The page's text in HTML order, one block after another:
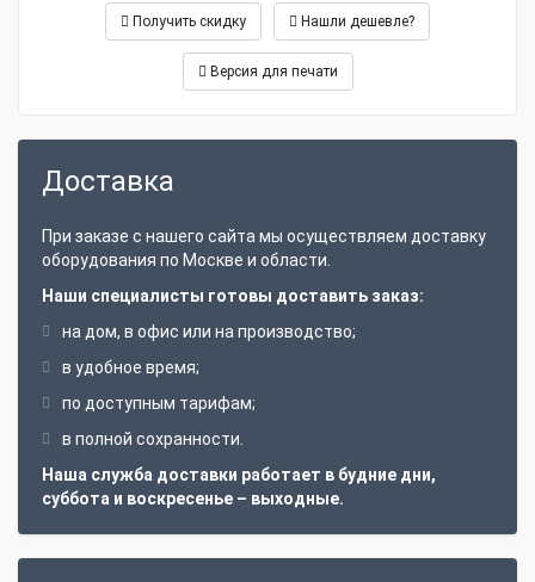
Получить скидку Нашли дешевле?
Версия для печати
Доставка
При заказе с нашего сайта мы осуществляем доставку
оборудования по Москве и области.
Наши специалисты готовы доставить заказ:
на дом, в офис или на производство;
в удобное время;
по доступным тарифам;
в полной сохранности.
Наша служба доставки работает в будние дни,
суббота и воскресенье – выходные.